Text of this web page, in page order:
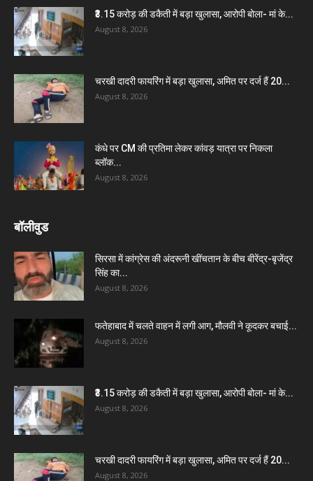
₹3.15 करोड़ की डकैती में बड़ा खुलासा, आरोपी बोला- मां के...
August 8, 2026
चरखी दादरी फायरिंग में बड़ा खुलासा, अमित पर दर्ज हैं 20...
August 8, 2026
कंधे पर CM की प्रतिमा लेकर कांवड़ यात्रा पर निकला
ब्लॉक...
August 8, 2026
बॉलीवुड
सिरसा में कांग्रेस की अंदरूनी खींचतान के बीच बीरेंद्र-बृजेंद्र
सिंह का...
August 8, 2026
फतेहाबाद में चलते वाहन में लगी आग, मौलवी ने कूदकर बचाई...
August 8, 2026
₹3.15 करोड़ की डकैती में बड़ा खुलासा, आरोपी बोला- मां के...
August 8, 2026
चरखी दादरी फायरिंग में बड़ा खुलासा, अमित पर दर्ज हैं 20...
August 8, 2026